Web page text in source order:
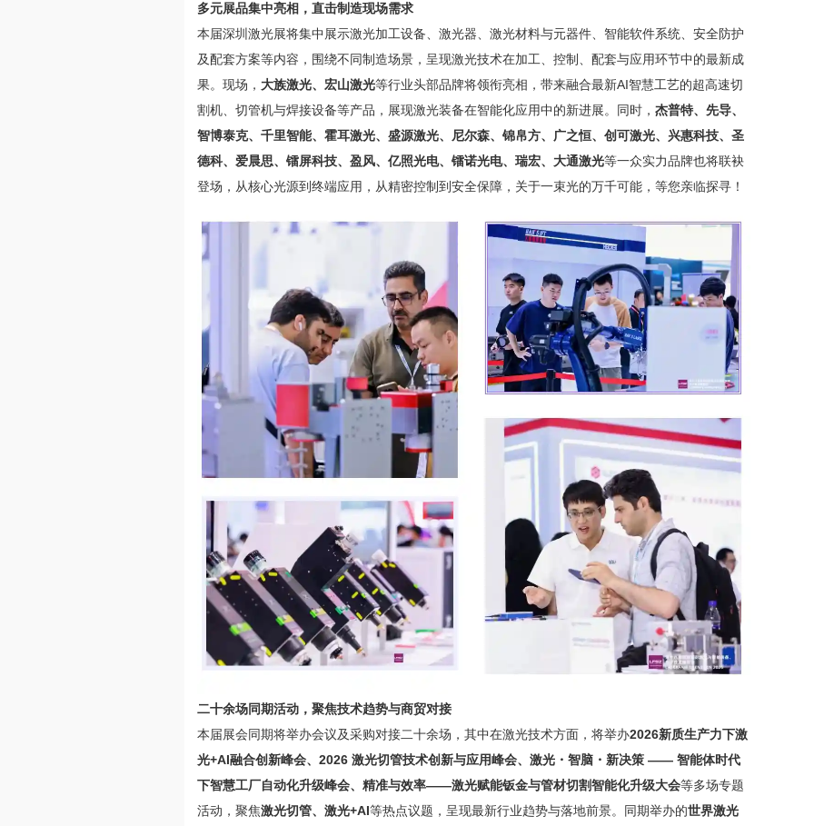
多元展品集中亮相，直击制造现场需求
本届深圳激光展将集中展示激光加工设备、激光器、激光材料与元器件、智能软件系统、安全防护
及配套方案等内容，围绕不同制造场景，呈现激光技术在加工、控制、配套与应用环节中的最新成
果。现场， 大族激光、宏山激光等行业头部品牌将领衔亮相，带来融合最新AI智慧工艺的超高速切
割机、切管机与焊接设备等产品，展现激光装备在智能化应用中的新进展。同时， 杰普特、先导、
智博泰克、千里智能、霍耳激光、盛源激光、
尼尔森、 锦帛方、广之恒、创可激光、兴惠科技、圣
德科、爱晨思、镭屏科技、盈风、亿照光电、镭诺光电、瑞宏、大通激光等一众实力品牌也将联袂
登场，从核心光源到终端应用，从精密控制到安全保障，关于一束光的万千可能，等您亲临探寻！
二十余场同期活动，聚焦技术趋势与商贸对接
本届展会同期将举办会议及采购对接二十余场，其中在激光技术方面，将举办2026新质生产力下激
光+AI融合创新峰会、2026 激光切管技术创新与应用峰会、激光・智脑・新决策 —— 智能体时代
下智慧工厂自动化升级峰会、精准与效率——激光赋能钣金与管材切割智能化升级大会等多场专题
活动，聚焦激光切管、激光+AI等热点议题，呈现最新行业趋势与落地前景。同期举办的世界激光